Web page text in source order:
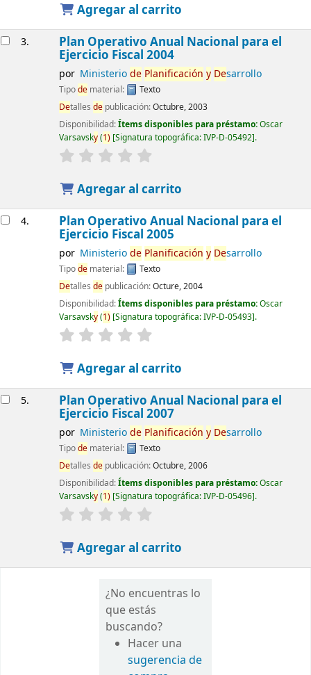
Agregar al carrito
3. Plan Operativo Anual Nacional para el
Ejercicio Fiscal 2004
por Ministeriode Planificación y Desarrollo
Tipodematerial:
Texto
Detalles depublicación:Octubre, 2003
Disponibilidad:Ítems disponibles para préstamo:Oscar
Varsavsky(1) Signatura topográfica:IVP-D-05492 .
Agregar al carrito
4. Plan Operativo Anual Nacional para el
Ejercicio Fiscal 2005
por Ministeriode Planificación y Desarrollo
Tipodematerial:
Texto
Detalles depublicación:Octure, 2004
Disponibilidad:Ítems disponibles para préstamo:Oscar
Varsavsky(1) Signatura topográfica:IVP-D-05493 .
Agregar al carrito
5. Plan Operativo Anual Nacional para el
Ejercicio Fiscal 2007
por Ministeriode Planificación y Desarrollo
Tipodematerial:
Texto
Detalles depublicación:Octubre, 2006
Disponibilidad:Ítems disponibles para préstamo:Oscar
Varsavsky(1) Signatura topográfica:IVP-D-05496 .
Agregar al carrito
¿No encuentras lo
que estás
buscando?
Hacer una
sugerencia de